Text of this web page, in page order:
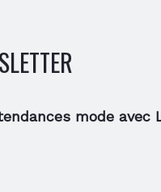
mode avec